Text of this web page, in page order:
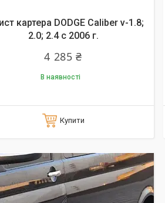
картера DODGE Caliber v-1.8;
2.0; 2.4 с 2006 г.
4 285 ₴
В наявності
Купити